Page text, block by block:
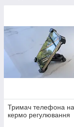
Тримач телефона на
кермо регулювання